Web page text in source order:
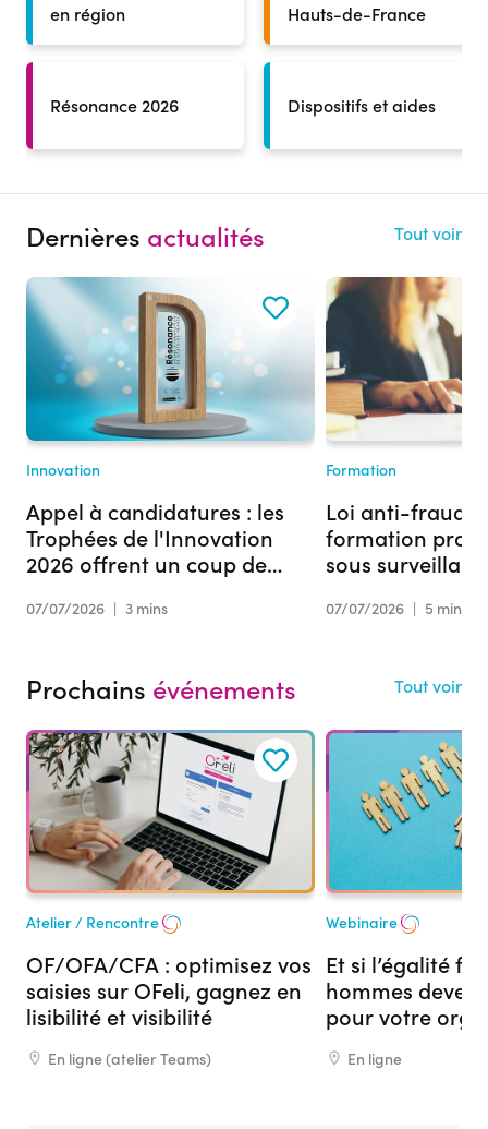
en région
Résonance 2026
Hauts-de-France
Dispositifs et aides
Dernières actualités Tout voir
Innovation
Appel à candidatures : les
Trophées de l'Innovation
2026 offrent un coup de
07/07/2026 | 3 mins
Formation
Loi anti-fraude
formation
sous
07/07/2026 | 5 mins
Prochains événements Tout voir
17
Sep
C2RP
Atelier / Rencontre
OF/OFA/CFA : optimisez vos
saisies sur OFeli, gagnez en
lisibilité et visibilité
En ligne (atelier Teams)
Sep
Webinaire
Et si l’égalité
hommes
pour votre
En ligne